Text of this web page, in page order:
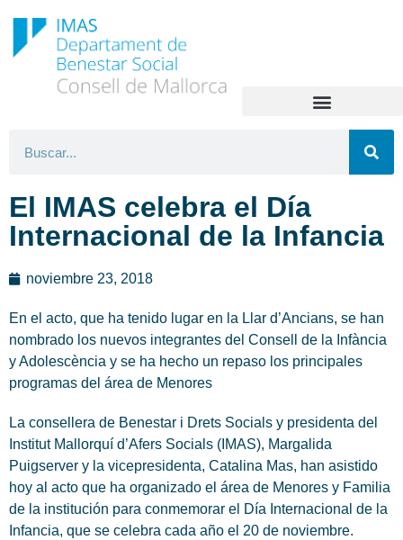
El IMAS celebra el Día
Internacional de la Infancia
noviembre 23, 2018
En el acto, que ha tenido lugar en la Llar d’Ancians, se han
nombrado los nuevos integrantes del Consell de la Infància
y Adolescència y se ha hecho un repaso los principales
programas del área de Menores
La consellera de Benestar i Drets Socials y presidenta del
Institut Mallorquí d’Afers Socials (IMAS), Margalida
Puigserver y la vicepresidenta, Catalina Mas, han asistido
hoy al acto que ha organizado el área de Menores y Familia
de la institución para conmemorar el Día Internacional de la
Infancia, que se celebra cada año el 20 de noviembre.